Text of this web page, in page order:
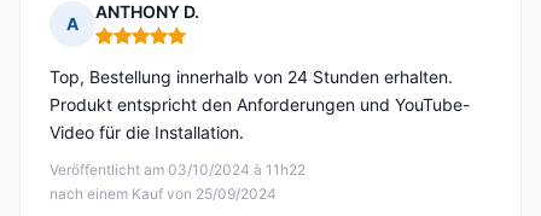
A
ANTHONY D.
Hinweis: 5 von 5
Veröffentlicht am 03/10/2024 à 11h22
nach einem Kauf von 25/09/2024
Top, Bestellung innerhalb von 24 Stunden erhalten.
Produkt entspricht den Anforderungen und YouTube-
Video für die Installation.